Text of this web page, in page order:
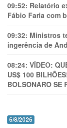
09:52: Relatório
Fábio Faria com
09:32: Ministros
ingerência de
08:24: VÍDEO:
US$ 100
BOLSONARO SE
6/8/2026